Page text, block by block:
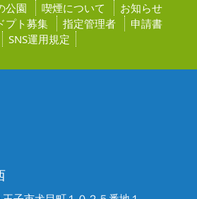
公園 喫煙について
お知らせ
プト募集 指定管理者
申請書
SNS運用規定